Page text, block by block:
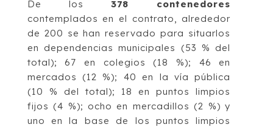
De los378 contenedores
contemplados en el contrato, alrededor
de 200 se han reservado para situarlos
en dependencias municipales (53 % del
total); 67 en colegios (18 %); 46 en
mercados (12 %); 40 en la vía pública
(10 % del total); 18 en puntos limpios
fijos (4 %); ocho en mercadillos (2 %) y
uno en la base de los puntos limpios